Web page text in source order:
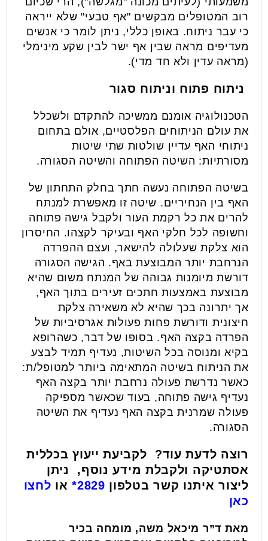
רוב המטופלים מבקשים "אף טבעי" שלא ייראה
כי עבר ניתוח. באופן כללי, ניתן לומר כי אנשים
מעדיפים מראה שבין אף ישר לבין שקע מינימלי
(מראה עדין ולא חד מדי).
ניתוח פתוח וניתוח סגור
הטכנולוגיה אומנם ממשיכה להתקדם ולשכלל
את עולם הניתוחים הפלסטיים, אולם בתחום
ניתוחי האף עדיין שולטות שתי שיטות
מסורתיות: השיטה הפתוחה והשיטה הסגורה.
בשיטה הפתוחה נעשה חתך בחלק התחתון של
האף בין הנחיריים. שיטה זו מאפשרת למנתח
להרים את כל רקמת העור ולקבל גישה פתוחה
וחשופה לכל חלקי האף ובעיקר לקצהו. החיסרון
הוא צלקת שעלולה להישאר, ועצם ההפרדה
הנרחבת יותר המבוצעת באף. הגישה הסגורה
דורשת מיומנות גבוהה של המנתח משום שהיא
מבוצעת באמצעות חתכים זעירים בתוך האף,
אך יתרונה בכך שהיא לא משאירה צלקת
חיצונית ודורשת פחות פעולות אגרסיביות של
הפרדה בקצה האף. בסופו של דבר, כשהרופא
בקיא ומנוסה בכל השיטות, נעדיף תמיד לבצע
את הניתוח בשיטה המתאימה ביותר למטופל/ת:
כאשר נדרשת פעולה נרחבת יותר בקצה האף
נעדיף גישה פתוחה, בעוד שכאשר מספיקה
פעולה שמרנית בקצה האף נעדיף את השיטה
הסגורה.
רוצה לדעת עוד?
לקביעת ייעוץ בכללית
אסתטיקה ולקבלת מידע נוסף,
ניתן
ליצור איתנו קשר בטלפון 2829* או לחצו
כאן
מאת ד”ר מיכאל משה, מומחה בכיר